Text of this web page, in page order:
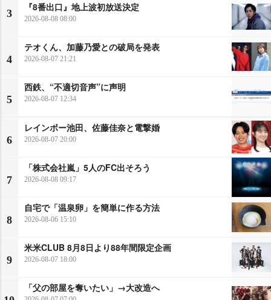
3
『8番出口』地上波初放送決定
2026-08-08 08:00
4
テオくん、加藤乃愛との破局を発表
2026-08-07 21:21
5
西鉄、“不適切音声”に声明
2026-08-07 12:34
6
レインボー池田、佐藤佳奈と電撃婚
2026-08-07 20:00
7
「株式会社嵐」5人のFC出そろう
2026-08-08 09:17
8
自宅で「温泉卵」を簡単に作る方法
2026-08-06 15:10
9
米米CLUB 8月8日より88年間限定企画
2026-08-07 18:00
「父の部屋を奪いたい」→大改造へ